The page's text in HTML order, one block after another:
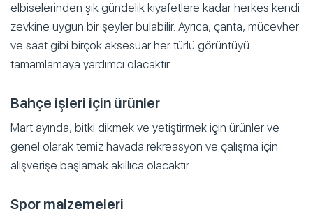
elbiselerinden şık gündelik kıyafetlere kadar herkes kendi
zevkine uygun bir şeyler bulabilir. Ayrıca, çanta, mücevher
ve saat gibi birçok aksesuar her türlü görüntüyü
tamamlamaya yardımcı olacaktır.
Bahçe işleri için ürünler
Mart ayında, bitki dikmek ve yetiştirmek için ürünler ve
genel olarak temiz havada rekreasyon ve çalışma için
alışverişe başlamak akıllıca olacaktır.
Spor malzemeleri